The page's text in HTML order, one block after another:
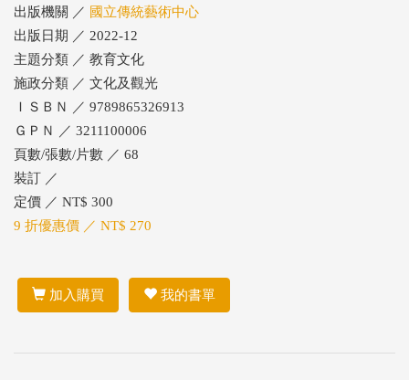
出版機關 ／ 國立傳統藝術中心
出版日期 ／ 2022-12
主題分類 ／ 教育文化
施政分類 ／ 文化及觀光
ＩＳＢＮ ／ 9789865326913
ＧＰＮ ／ 3211100006
頁數/張數/片數 ／ 68
裝訂 ／
定價 ／ NT$ 300
9 折優惠價 ／ NT$ 270
加入購買 我的書單